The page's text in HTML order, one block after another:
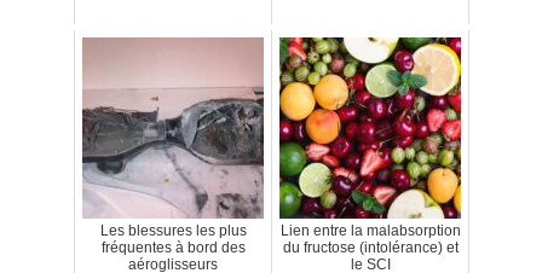
Les blessures les plus
fréquentes à bord des
aéroglisseurs
Lien entre la malabsorption
du fructose (intolérance) et
le SCI